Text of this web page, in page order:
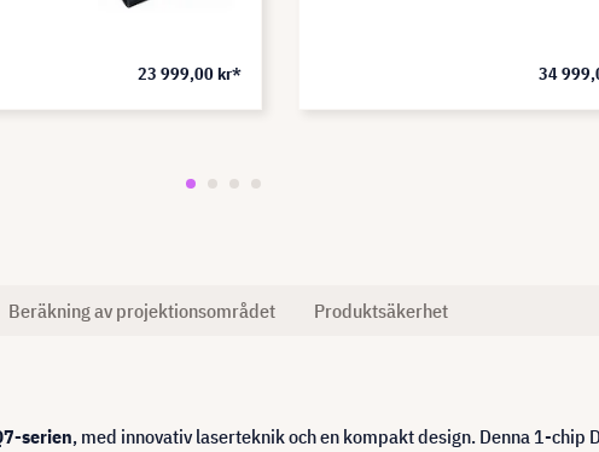
23 999,00 kr* 34
Beräkning av projektionsområdet Produktsäkerhet
serien, med innovativ laserteknik och en kompakt design. Denna 1-chip